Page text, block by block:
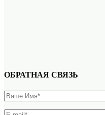
ОБРАТНАЯ СВЯЗЬ